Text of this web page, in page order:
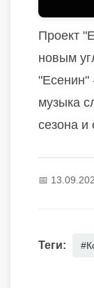
Проект
новым
"Есенин"
музыка
сезона и
📅
Теги: